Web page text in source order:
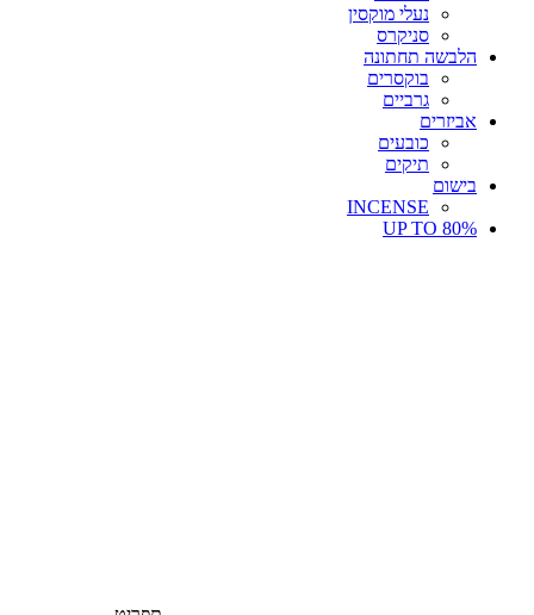
נעלי מוקסין
סניקרס
הלבשה תחתונה
בוקסרים
גרביים
אביזרים
כובעים
תיקים
בישום
INCENSE
UP TO 80%